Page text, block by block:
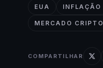
EUA INFLAÇÃO
MERCADO CRIPTO
COMPARTILHAR